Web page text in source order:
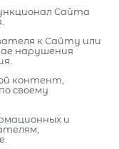
Сайта
к Сайту или
нарушения
контент,
своему
и